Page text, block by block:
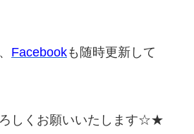
Facebookも随時更新して
しくお願いいたします☆★